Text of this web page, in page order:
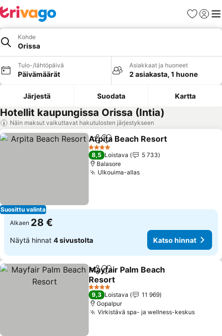
Suosikit
Kohde
Orissa
Tulo-/lähtöpäivä
Päivämäärät
Asiakkaat ja huoneet
2 asiakasta, 1 huone
Järjestä Suodata Kartta
Hotellit kaupungissa Orissa (Intia)
Näin maksut vaikuttavat hakutulosten järjestykseen
Suosittu valinta
Jaa Lisää suosikkeihin
Arpita Beach Resort
4 Tähtiluokitus
8,5 Loistava
5 733
Balasore
Ulkouima-allasKatso hinnat
Alkaen 28 €
Näytä hinnat 4 sivustolta Katso hinnat
Jaa Lisää suosikkeihin
Mayfair Palm Beach
Resort
Katso hinnat
4 Tähtiluokitus
9,3 Loistava
11 969
Gopalpur
Virkistävä spa- ja wellness-keskusKatso